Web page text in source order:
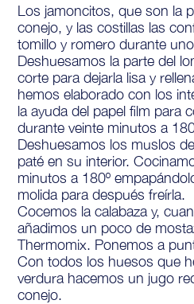
Los jamoncitos, que son la
conejo, y las costillas las
tomillo y romero durante
Deshuesamos la parte del
corte para dejarla lisa y
hemos elaborado con los
la ayuda del papel film para
durante veinte minutos a
Deshuesamos los muslos
paté en su interior.
minutos a 180º
molida para después freírla.
Cocemos la calabaza y,
añadimos un poco de
Thermomix. Ponemos a
Con todos los huesos que
verdura hacemos un jugo
conejo.